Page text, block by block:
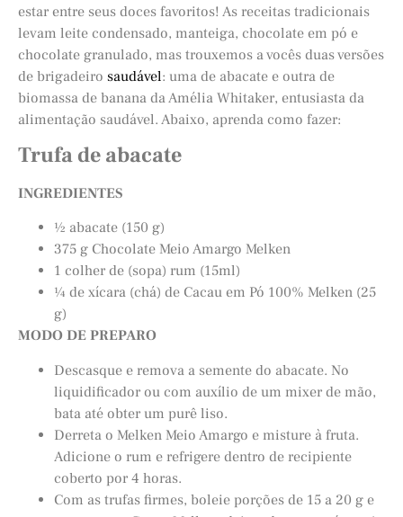
estar entre seus doces favoritos! As receitas tradicionais
levam leite condensado, manteiga, chocolate em pó e
chocolate granulado, mas trouxemos a vocês duas versões
de brigadeiro saudável: uma de abacate e outra de
biomassa de banana da Amélia Whitaker, entusiasta da
alimentação saudável. Abaixo, aprenda como fazer:
Trufa de abacate
INGREDIENTES
½ abacate (150 g)
375 g Chocolate Meio Amargo Melken
1 colher de (sopa) rum (15ml)
¼ de xícara (chá) de Cacau em Pó 100% Melken (25
g)
MODO DE PREPARO
Descasque e remova a semente do abacate. No
liquidificador ou com auxílio de um mixer de mão,
bata até obter um purê liso.
Derreta o Melken Meio Amargo e misture à fruta.
Adicione o rum e refrigere dentro de recipiente
coberto por 4 horas.
Com as trufas firmes, boleie porções de 15 a 20 g e